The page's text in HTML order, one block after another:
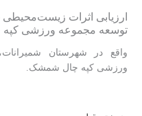
توسعه مجموعه ورزشی
واقع در شهرستان
ورزشی کپه چال شمشک.